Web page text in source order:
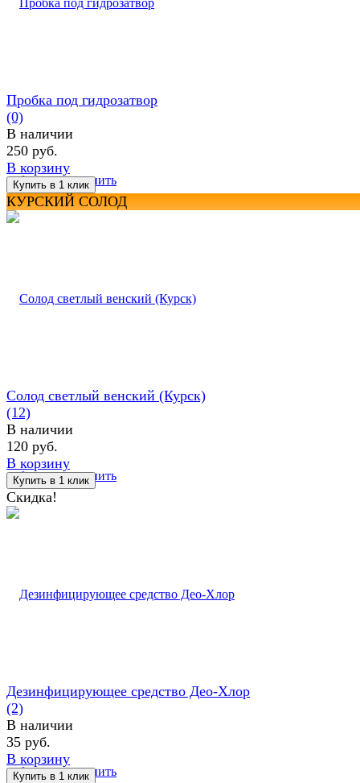
избранное сравнить
Пробка под гидрозатвор
(0)
В наличии
250 руб.
В корзину
КУРСКИЙ СОЛОД
избранное сравнить
Солод светлый венский (Курск)
(12)
В наличии
120 руб.
В корзину
Скидка!
избранное сравнить
Дезинфицирующее средство Део-Хлор
(2)
В наличии
35 руб.
В корзину